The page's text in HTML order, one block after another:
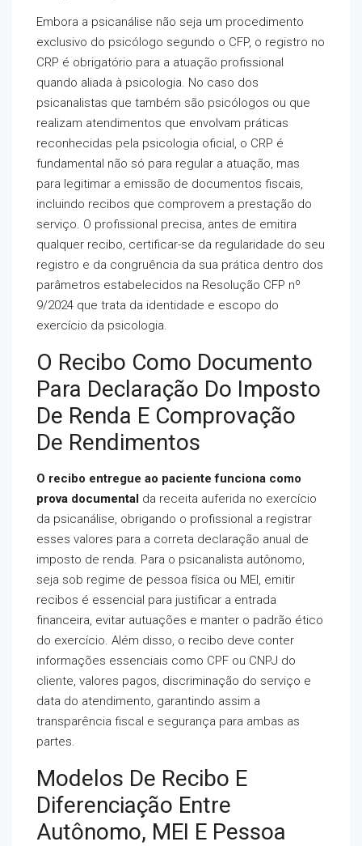
Embora a psicanálise não seja um procedimento
exclusivo do psicólogo segundo o CFP, o registro no
CRP é obrigatório para a atuação profissional
quando aliada à psicologia. No caso dos
psicanalistas que também são psicólogos ou que
realizam atendimentos que envolvam práticas
reconhecidas pela psicologia oficial, o CRP é
fundamental não só para regular a atuação, mas
para legitimar a emissão de documentos fiscais,
incluindo recibos que comprovem a prestação do
serviço. O profissional precisa, antes de emitira
qualquer recibo, certificar-se da regularidade do seu
registro e da congruência da sua prática dentro dos
parâmetros estabelecidos na Resolução CFP nº
9/2024 que trata da identidade e escopo do
exercício da psicologia.
O Recibo Como Documento
Para Declaração Do Imposto
De Renda E Comprovação
De Rendimentos
O recibo entregue ao paciente funciona como
prova documental da receita auferida no exercício
da psicanálise, obrigando o profissional a registrar
esses valores para a correta declaração anual de
imposto de renda. Para o psicanalista autônomo,
seja sob regime de pessoa física ou MEI, emitir
recibos é essencial para justificar a entrada
financeira, evitar autuações e manter o padrão ético
do exercício. Além disso, o recibo deve conter
informações essenciais como CPF ou CNPJ do
cliente, valores pagos, discriminação do serviço e
data do atendimento, garantindo assim a
transparência fiscal e segurança para ambas as
partes.
Modelos De Recibo E
Diferenciação Entre
Autônomo, MEI E Pessoa